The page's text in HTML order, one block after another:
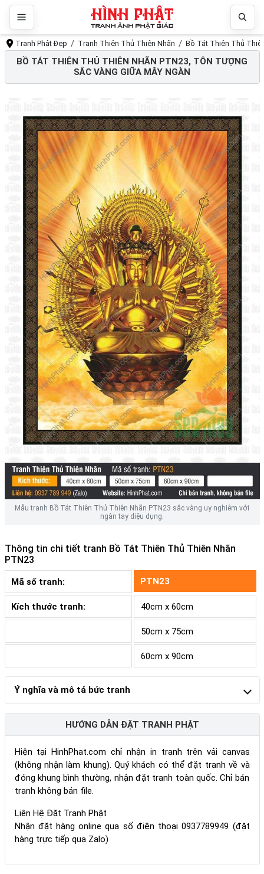
Tranh Phật Đẹp Tranh Thiên Thủ Thiên Nhãn Bồ Tát Thiên Thủ
BỒ TÁT THIÊN THỦ THIÊN NHÃN PTN23, TÔN TƯỢNG
SẮC VÀNG GIỮA MÂY NGÀN
Mẫu tranh Bồ Tát Thiên Thủ Thiên Nhãn PTN23 sắc vàng uy nghiêm với
ngàn tay diệu dụng.
Thông tin chi tiết tranh Bồ Tát Thiên Thủ Thiên Nhãn
PTN23
Mã số tranh: PTN23
Kích thước tranh: 40cm x 60cm
50cm x 75cm
60cm x 90cm
Ý nghĩa và mô tả bức tranh
HƯỚNG DẪN ĐẶT TRANH PHẬT
Hiện tại HinhPhat.com chỉ nhận in tranh trên vải canvas
(không nhận làm khung). Quý khách có thể đặt tranh về và
đóng khung bình thường, nhận đặt tranh toàn quốc. Chỉ bán
tranh không bán file.
Liên Hệ Đặt Tranh Phật
Nhận đặt hàng online qua số điện thoại 0937789949 (đặt
hàng trực tiếp qua Zalo)